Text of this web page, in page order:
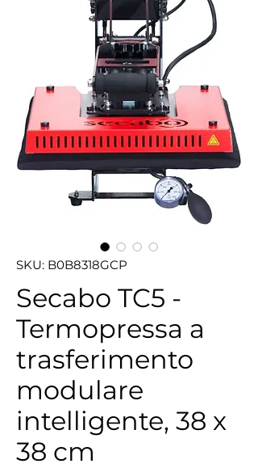
SKU: B0B8318GCP
Secabo TC5 -
Termopressa a
trasferimento
modulare
intelligente, 38 x
38 cm